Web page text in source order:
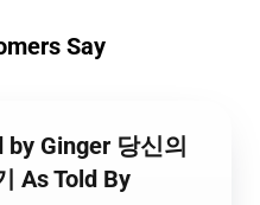
Say
Ginger 당신의
As Told By